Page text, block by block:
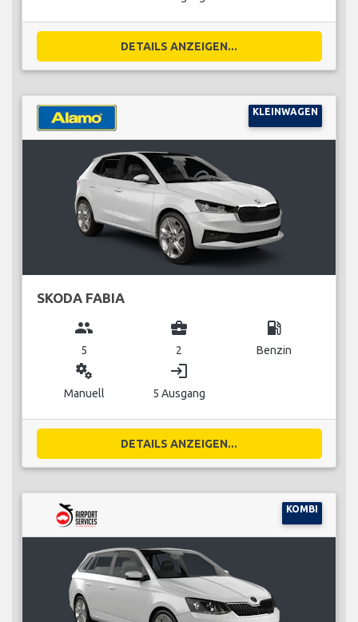
DETAILS ANZEIGEN...
KLEINWAGEN
SKODA FABIA
group
5
business_center
2
local_gas_station
Benzin
miscellaneous_services
Manuell
login
5 Ausgang
DETAILS ANZEIGEN...
KOMBI